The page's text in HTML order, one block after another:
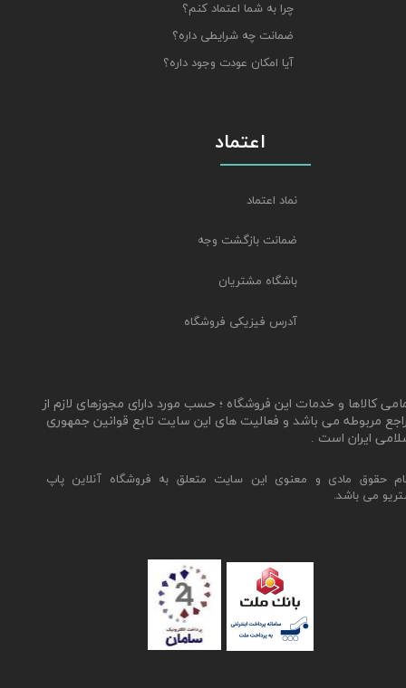
چرا به شما اعتماد کنم؟
ضمانت چه شرایطی داره؟
آیا امکان عودت وجود داره؟
حقوق مادی و معنوی این سایت متعلق به فروشگاه آنلاین پاپ
می باشد.
اعتماد
نماد اعتماد
ضمانت بازگشت وجه
باشگاه مشتریان
آدرس فیزیکی فروشگاه
کالاها و خدمات این فروشگاه ؛ حسب مورد دارای مجوزهای لازم از
مربوطه می باشد و فعالیت های این سایت تابع قوانین جمهوری
ایران است .